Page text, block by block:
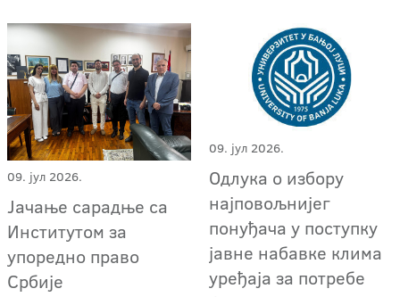
09. јул 2026.
Јачање сарадње са
Институтом за
упоредно право
Србије
09. јул 2026.
Одлука о избору
најповољнијег
понуђача у поступку
јавне набавке клима
уређаја за потребе